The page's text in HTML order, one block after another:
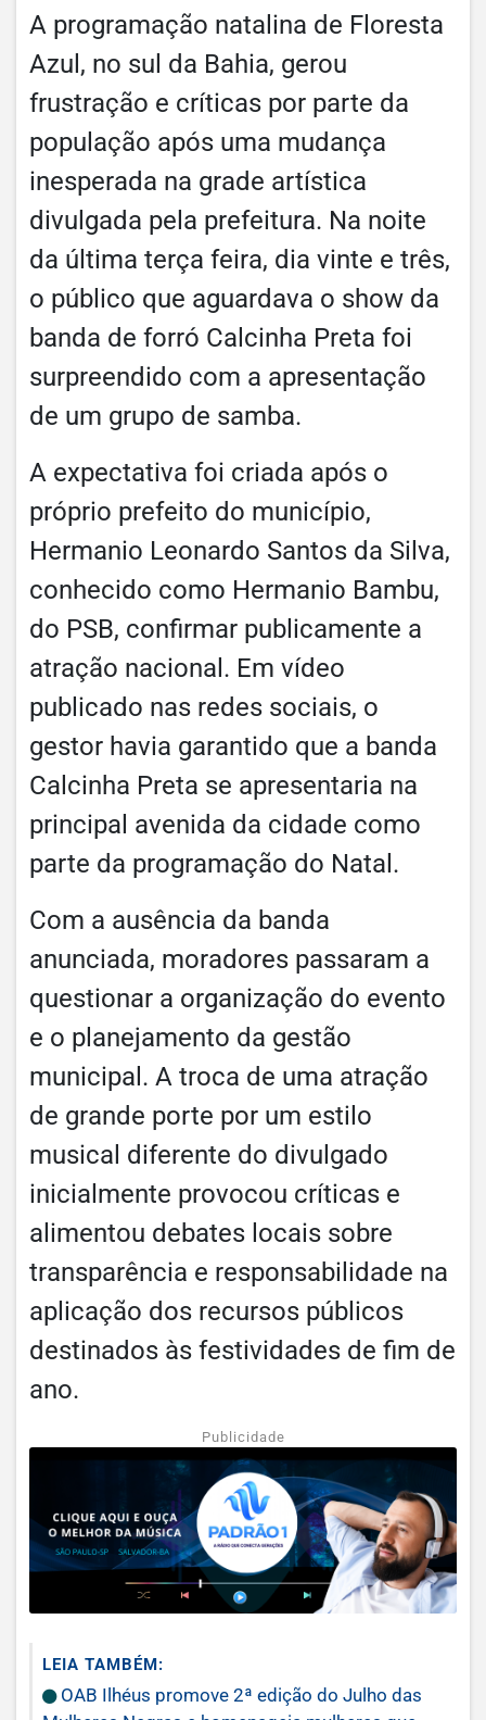
A programação natalina de Floresta
Azul, no sul da Bahia, gerou
frustração e críticas por parte da
população após uma mudança
inesperada na grade artística
divulgada pela prefeitura. Na noite
da última terça feira, dia vinte e três,
o público que aguardava o show da
banda de forró Calcinha Preta foi
surpreendido com a apresentação
de um grupo de samba.
A expectativa foi criada após o
próprio prefeito do município,
Hermanio Leonardo Santos da Silva,
conhecido como Hermanio Bambu,
do PSB, confirmar publicamente a
atração nacional. Em vídeo
publicado nas redes sociais, o
gestor havia garantido que a banda
Calcinha Preta se apresentaria na
principal avenida da cidade como
parte da programação do Natal.
Com a ausência da banda
anunciada, moradores passaram a
questionar a organização do evento
e o planejamento da gestão
municipal. A troca de uma atração
de grande porte por um estilo
musical diferente do divulgado
inicialmente provocou críticas e
alimentou debates locais sobre
transparência e responsabilidade na
aplicação dos recursos públicos
destinados às festividades de fim de
ano.
Publicidade
LEIA TAMBÉM:
OAB Ilhéus promove 2ª edição do Julho das